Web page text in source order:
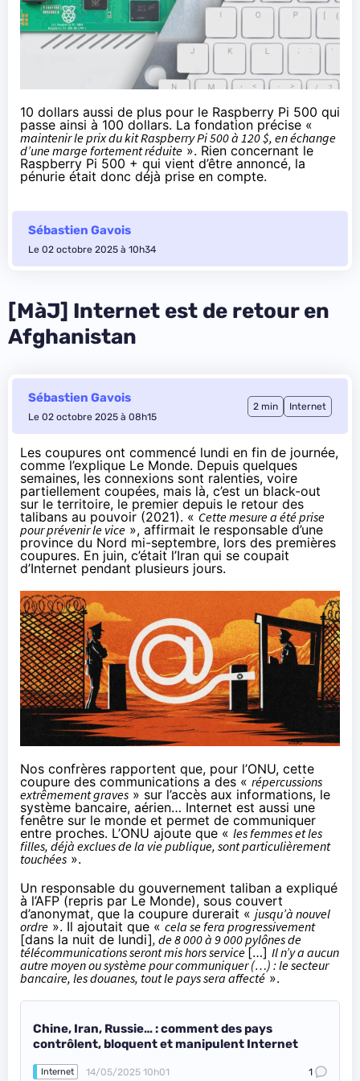
10 dollars aussi de plus pour le Raspberry Pi 500 qui
passe ainsi à 100 dollars. La fondation précise «
maintenir le prix du kit Raspberry Pi 500 à 120 $, en échange
d’une marge fortement réduite ». Rien concernant le
Raspberry Pi 500 + qui vient d’être annoncé, la
pénurie était donc déjà prise en compte.
Sébastien Gavois
Le 02 octobre 2025 à 10h34
[MàJ] Internet est de retour en
Afghanistan
Sébastien Gavois
Le 02 octobre 2025 à 08h15
2 min Internet
Les coupures ont commencé lundi en fin de journée,
comme l’explique Le Monde. Depuis quelques
semaines, les connexions sont ralenties, voire
partiellement coupées, mais là, c’est un black-out
sur le territoire, le premier depuis le retour des
talibans au pouvoir (2021). « Cette mesure a été prise
pour prévenir le vice », affirmait le responsable d’une
province du Nord mi-septembre, lors des premières
coupures. En juin, c’était l’Iran qui se coupait
d’Internet pendant plusieurs jours.
Nos confrères rapportent que, pour l’ONU, cette
coupure des communications a des « répercussions
extrêmement graves » sur l’accès aux informations, le
système bancaire, aérien… Internet est aussi une
fenêtre sur le monde et permet de communiquer
entre proches. L’ONU ajoute que « les femmes et les
filles, déjà exclues de la vie publique, sont particulièrement
touchées ».
Un responsable du gouvernement taliban a expliqué
à l’AFP (repris par Le Monde), sous couvert
d’anonymat, que la coupure durerait « jusqu’à nouvel
ordre ». Il ajoutait que «cela se fera progressivement
[dans la nuit de lundi], de 8 000 à 9 000 pylônes de
télécommunications seront mis hors service […] Il n’y a aucun
autre moyen ou système pour communiquer (…) : le secteur
bancaire, les douanes, tout le pays sera affecté ».
Chine, Iran, Russie… : comment des pays
contrôlent, bloquent et manipulent Internet
Internet 14/05/2025 10h01 1